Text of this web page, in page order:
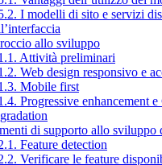
I modelli di sito e servizi
allo sviluppo
Attività preliminari
Web design responsivo e
Mobile first
Progressive enhancement
di supporto allo sviluppo
Feature detection
Verificare le feature